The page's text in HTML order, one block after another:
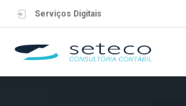
Serviços Digitais